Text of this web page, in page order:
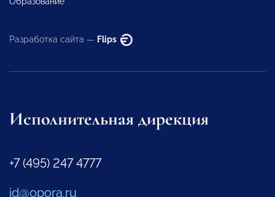
Разработка сайта — Flips
Исполнительная дирекция
+7 (495) 247 4777
id@opora.ru